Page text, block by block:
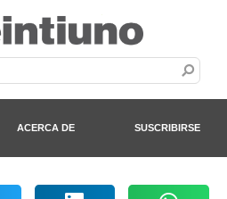
ACERCA DE SUSCRIBIRSE